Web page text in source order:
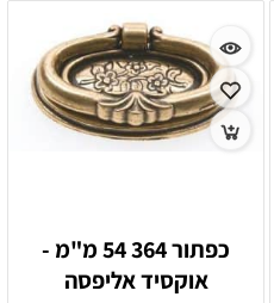
כפתור 364 54 מ"מ -
אוקסיד אליפסה